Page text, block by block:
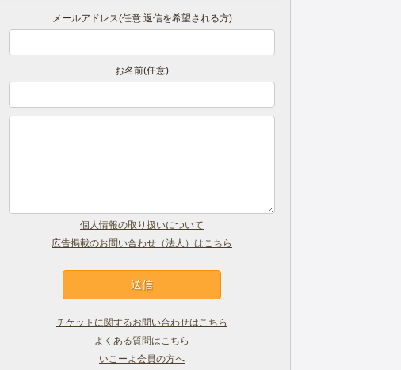
メールアドレス(任意 返信を希望される方)
お名前(任意)
個人情報の取り扱いについて
広告掲載のお問い合わせ（法人）はこちら
チケットに関するお問い合わせはこちら
よくある質問はこちら
いこーよ会員の方へ